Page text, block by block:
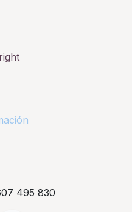
495 830